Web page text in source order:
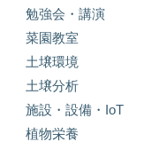
勉強会・講演
菜園教室
土壌環境
土壌分析
施設・設備・IoT
植物栄養